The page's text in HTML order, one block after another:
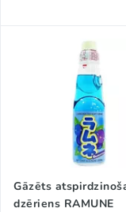
Gāzēts
dzēriens RAMUNE